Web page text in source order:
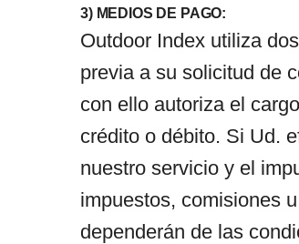
3) MEDIOS DE PAGO:
Outdoor Index utiliza
previa a su solicitud de
con ello autoriza el
crédito o débito. Si Ud.
nuestro servicio y el
impuestos, comisiones
dependerán de las